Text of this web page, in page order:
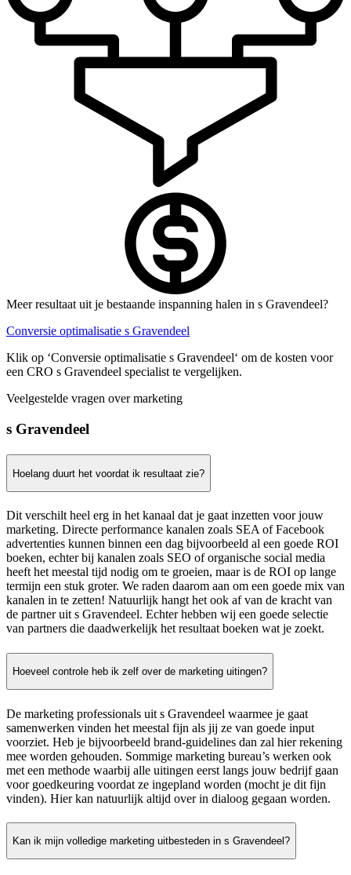
Meer resultaat uit je bestaande inspanning halen in s Gravendeel?
Conversie optimalisatie s Gravendeel
Klik op ‘Conversie optimalisatie s Gravendeel‘ om de kosten voor
een CRO s Gravendeel specialist te vergelijken.
Veelgestelde vragen over marketing
s Gravendeel
Hoelang duurt het voordat ik resultaat zie?
Dit verschilt heel erg in het kanaal dat je gaat inzetten voor jouw
marketing. Directe performance kanalen zoals SEA of Facebook
advertenties kunnen binnen een dag bijvoorbeeld al een goede ROI
boeken, echter bij kanalen zoals SEO of organische social media
heeft het meestal tijd nodig om te groeien, maar is de ROI op lange
termijn een stuk groter. We raden daarom aan om een goede mix van
kanalen in te zetten! Natuurlijk hangt het ook af van de kracht van
de partner uit s Gravendeel. Echter hebben wij een goede selectie
van partners die daadwerkelijk het resultaat boeken wat je zoekt.
Hoeveel controle heb ik zelf over de marketing uitingen?
De marketing professionals uit s Gravendeel waarmee je gaat
samenwerken vinden het meestal fijn als jij ze van goede input
voorziet. Heb je bijvoorbeeld brand-guidelines dan zal hier rekening
mee worden gehouden. Sommige marketing bureau’s werken ook
met een methode waarbij alle uitingen eerst langs jouw bedrijf gaan
voor goedkeuring voordat ze ingepland worden (mocht je dit fijn
vinden). Hier kan natuurlijk altijd over in dialoog gegaan worden.
Kan ik mijn volledige marketing uitbesteden in s Gravendeel?